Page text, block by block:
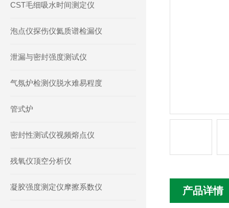
产品详情
CST毛细吸水时间测定仪
泡点仪探伤仪氦质谱检漏仪
泄漏与密封强度测试仪
气氛炉检测仪脱水难易程度
管式炉
密封性测试仪视频熔点仪
残氧仪顶空分析仪
凝胶强度测定仪摩擦系数仪